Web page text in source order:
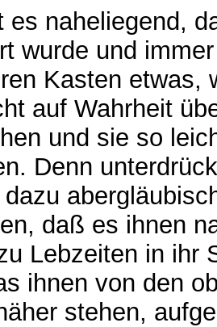
es naheliegend,
wurde und
Kasten etwas,
auf Wahrheit
und sie so
Denn
daß es ihnen
Lebzeiten in ihr
ihnen von den
stehen,